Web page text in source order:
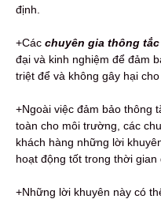
định.
+Các chuyên gia thông
đại và kinh nghiệm để đảm
triệt để và không gây hại
+Ngoài việc đảm bảo thông
toàn cho môi trường, các
khách hàng những lời
hoạt động tốt trong thời gian
+Những lời khuyên này có